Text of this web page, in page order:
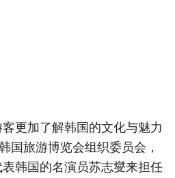
更加了解韩国的文化与魅力
国旅游博览会组织委员会，
韩国的名演员苏志燮来担任